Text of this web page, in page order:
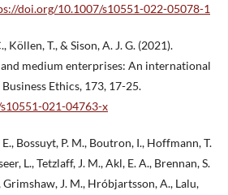
doi.org/10.1007/s10551-022-05078-1
Köllen, T., & Sison, A. J. G. (2021).
medium enterprises: An international
Ethics, 173, 17-25.
021-04763-x
Bossuyt, P. M., Boutron, I., Hoffmann, T.
L., Tetzlaff, J. M., Akl, E. A., Brennan, S.
Grimshaw, J. M., Hróbjartsson, A., Lalu,